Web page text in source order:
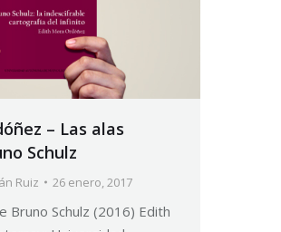
– Las alas
Schulz
Ruiz 26 enero, 2017
Bruno Schulz (2016) Edith